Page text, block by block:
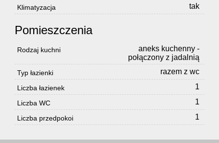
Klimatyzacja tak
Pomieszczenia
Rodzaj kuchni
aneks kuchenny -
połączony z jadalnią
Typ łazienki razem z wc
Liczba łazienek 1
Liczba WC 1
Liczba przedpokoi 1